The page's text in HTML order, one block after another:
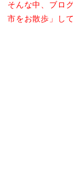
そんな中、ブロ
市をお散歩」し